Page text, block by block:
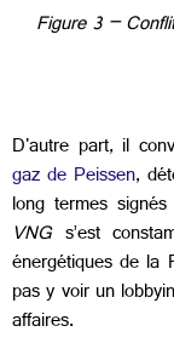
Figure 3 –
D'autre part, il
gaz de Peissen,
long termes
VNGs’est
énergétiques de la
pas y voir un
affaires.